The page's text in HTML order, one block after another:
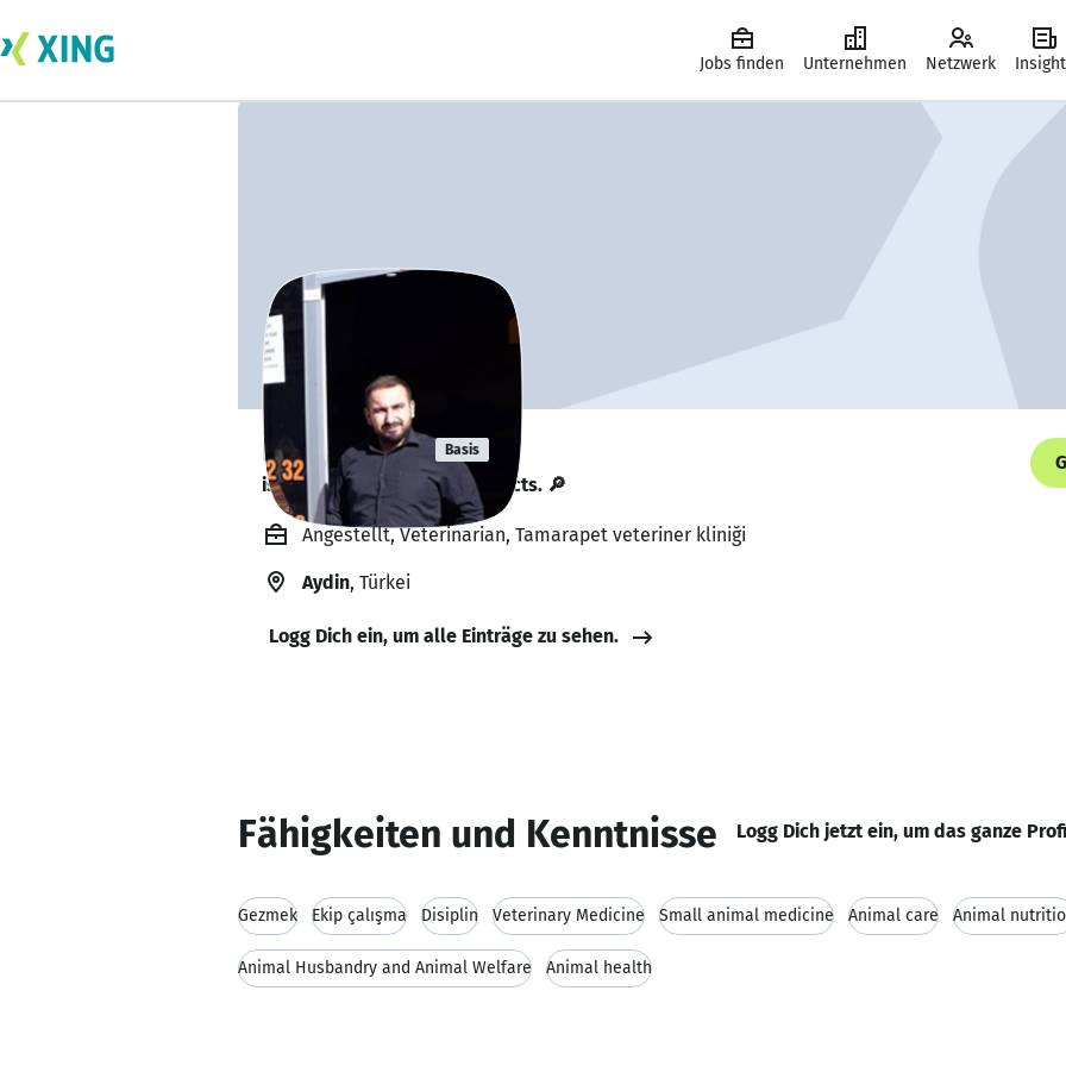
Jobs finden Unternehmen Netzwerk
İsmail Uslu Basis
is looking for freelance projects. 🔎
Angestellt, Veterinarian, Tamarapet veteriner kliniği
Aydin, Türkei
Logg Dich ein, um alle Einträge zu sehen.
Fähigkeiten und Kenntnisse Logg Dich jetzt ein, um das ganze
Gezmek Ekip çalışma Disiplin Veterinary Medicine Small animal medicine Animal care Animal
Animal Husbandry and Animal Welfare Animal health